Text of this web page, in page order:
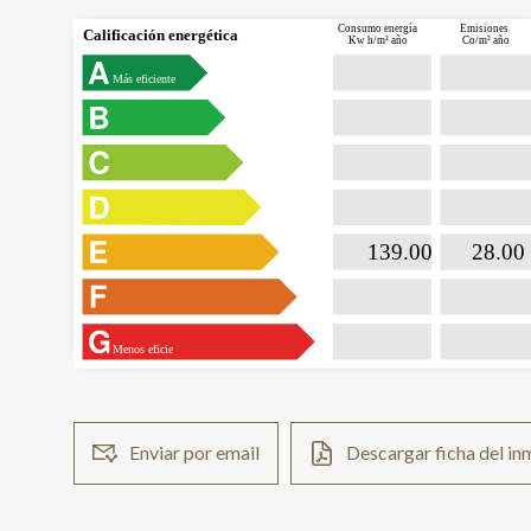
Más eficiente
Menos eficie
Calificación energética
Consumo energía
Kw h/m² año
Emisiones
Co/m² año
139.00
Enviar por email Descargar ficha del